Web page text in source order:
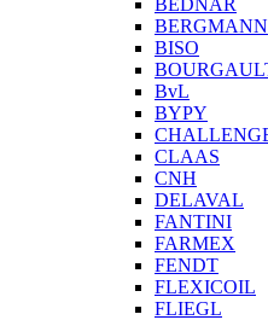
BEDNAR
BERGMANN
BISO
BvL
BYPY
CLAAS
CNH
DELAVAL
FANTINI
FARMEX
FENDT
FLEXICOIL
FLIEGL